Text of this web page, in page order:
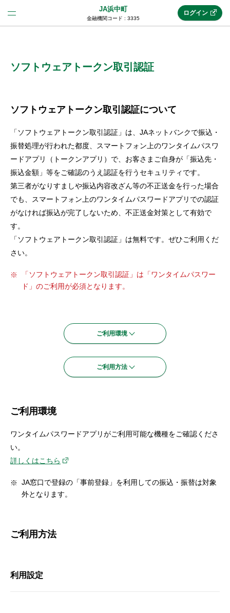
JA浜中町
金融機関コード : 3335
(法人JAネットバンク)
メリット
機能・サービス
セキュリティ
使い方
ログイン
ソフトウェアトークン取引認証
ソフトウェアトークン取引認証について
「ソフトウェアトークン取引認証」は、JAネットバンクで振込・
振替処理が行われた都度、スマートフォン上のワンタイムパスワ
ードアプリ（トークンアプリ）で、お客さまご自身が「振込先・
振込金額」等をご確認のうえ認証を行うセキュリティです。
第三者がなりすましや振込内容改ざん等の不正送金を行った場合
でも、スマートフォン上のワンタイムパスワードアプリでの認証
がなければ振込が完了しないため、不正送金対策として有効で
す。
「ソフトウェアトークン取引認証」は無料です。ぜひご利用くだ
さい。
「ソフトウェアトークン取引認証」は「ワンタイムパスワー
ド」のご利用が必須となります。
ご利用環境
ご利用方法
ご利用環境
ワンタイムパスワードアプリがご利用可能な機種をご確認くださ
い。
詳しくはこちら
JA窓口で登録の「事前登録」を利用しての振込・振替は対象
外となります。
ご利用方法
利用設定